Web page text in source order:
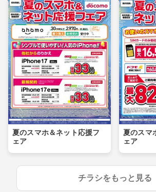
夏のスマホ＆ネット応援フ
ェア
夏のスマ
ェア
チラシをもっと見る